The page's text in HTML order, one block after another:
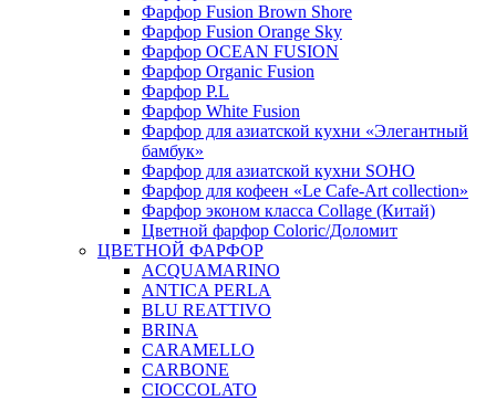
Фарфор Fusion Brown Shore
Фарфор Fusion Orange Sky
Фарфор OCEAN FUSION
Фарфор Organic Fusion
Фарфор P.L
Фарфор White Fusion
Фарфор для азиатской кухни «Элегантный
бамбук»
Фарфор для азиатской кухни SOHO
Фарфор для кофеен «Le Cafe-Art collection»
Фарфор эконом класса Collage (Китай)
Цветной фарфор Coloric/Доломит
ЦВЕТНОЙ ФАРФОР
ACQUAMARINO
ANTICA PERLA
BLU REATTIVO
BRINA
CARAMELLO
CARBONE
CIOCCOLATO